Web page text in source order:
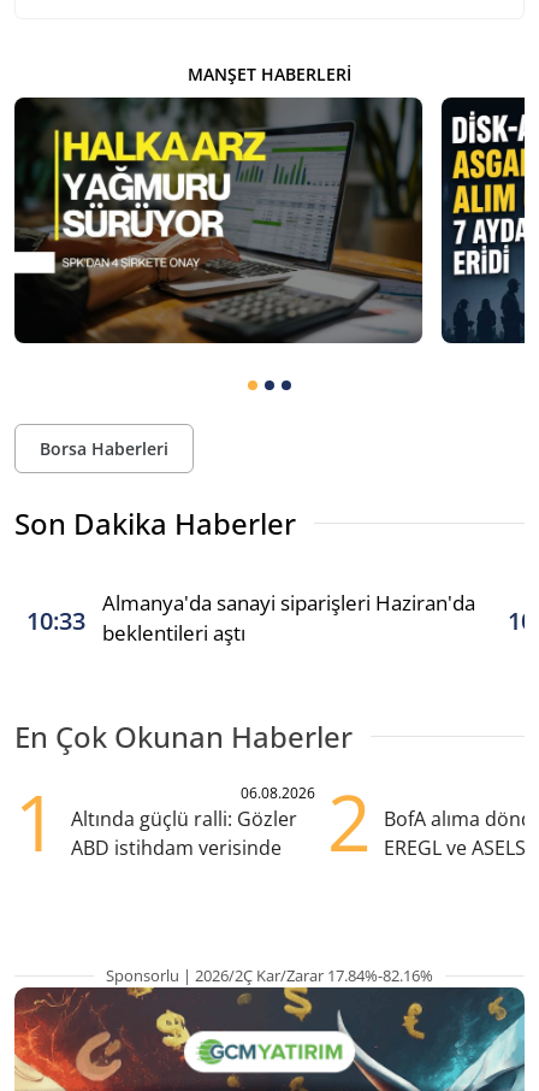
MANŞET HABERLERI
Borsa Haberleri
Son Dakika Haberler
10:33
Almanya'da sanayi siparişleri Haziran'da
beklentileri aştı
En Çok Okunan Haberler
1 06.08.2026
Altında güçlü ralli: Gözler
ABD istihdam verisinde
2
BofA alıma
EREGL ve ASELS
Sponsorlu | 2026/2Ç Kar/Zarar 17.84%-82.16%